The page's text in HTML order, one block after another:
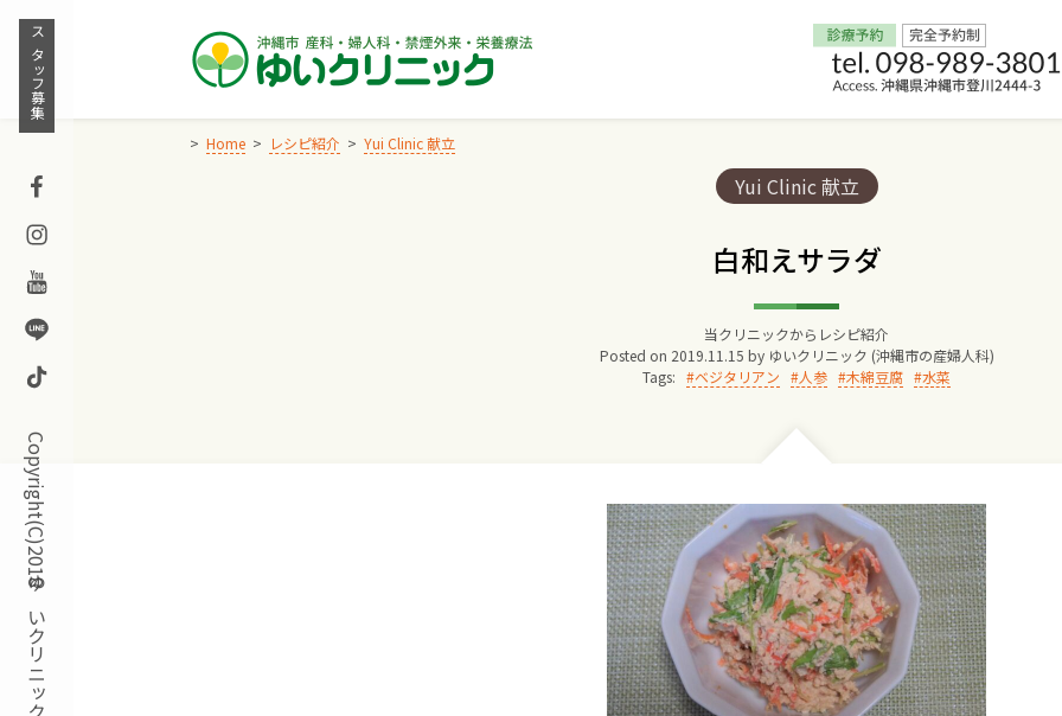
Skip
content
スタッフ募集
Facebook
Instagram
Youtube
Line
TikTok
Home レシピ紹介 Yui Clinic 献立
Categories:
Yui Clinic 献立
白和えサラダ
当クリニックからレシピ紹介
Posted on 2019.11.15 by ゆいクリニック (沖縄市の産婦人科)
Tags:
ベジタリアン 人参 木綿豆腐 水菜
Home
院長からのごあいさつ
ゆいクリニックの経営理念
診療料金
妊婦健診
お産について
親と子の結びつき支援